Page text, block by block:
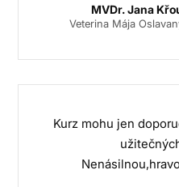
MVDr. Jana
Veterina Mája
Kurz mohu jen